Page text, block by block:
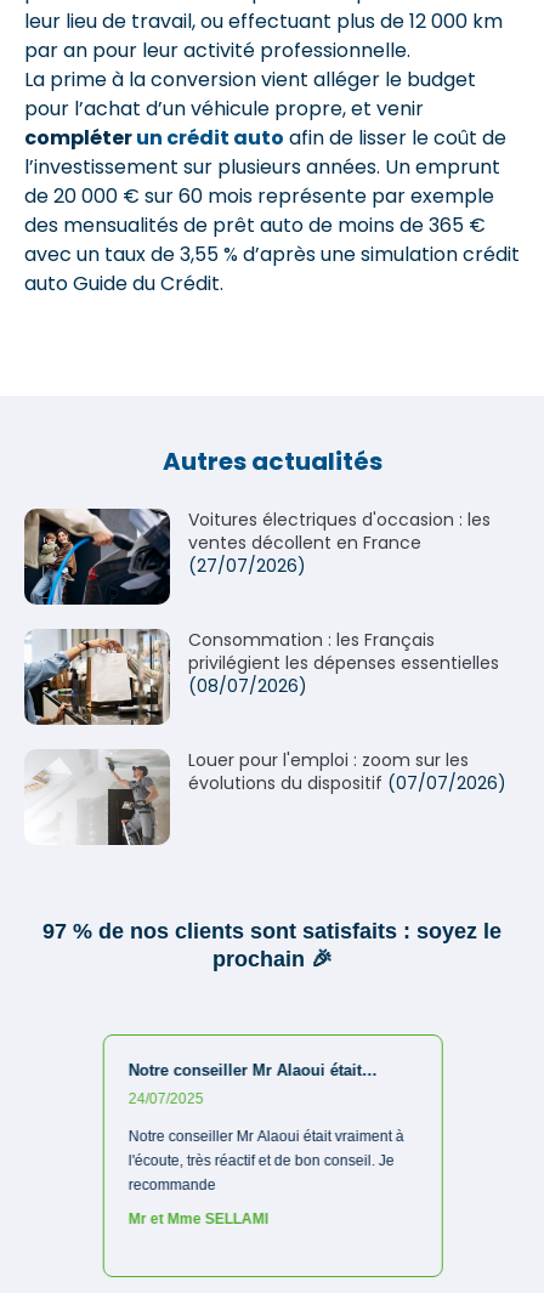
leur lieu de travail, ou effectuant plus de 12 000 km
par an pour leur activité professionnelle.
La prime à la conversion vient alléger le budget
pour l’achat d’un véhicule propre, et venir
compléterun crédit auto afin de lisser le coût de
l’investissement sur plusieurs années. Un emprunt
de 20 000 € sur 60 mois représente par exemple
des mensualités de prêt auto de moins de 365 €
avec un taux de 3,55 % d’après une simulation crédit
auto Guide du Crédit.
Autres actualités
Voitures électriques d'occasion : les
ventes décollent en France
(27/07/2026)
Consommation : les Français
privilégient les dépenses essentielles
(08/07/2026)
Louer pour l'emploi : zoom sur les
évolutions du dispositif (07/07/2026)